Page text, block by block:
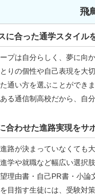
飛
に合った通学スタイル
プは自分らしく、夢に向
りの個性や自己表現を大
通い方を選ぶことができ
る通信制高校だから、自
合わせた進路実現をサ
路が決まっていなくても
学や就職など幅広い選択
理由書・自己PR書・小論
目指す生徒には、受験対